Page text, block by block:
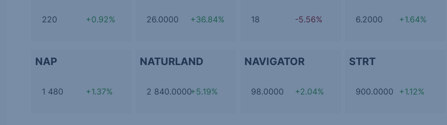
220 +0.92% 26.0000 +36.84% 18 -5.56% 6.2000 +1.64%
NAP
1 480 +1.37%
NATURLAND
2 840.0000+5.19%
NAVIGATOR
98.0000 +2.04%
STRT
900.0000 +1.12%